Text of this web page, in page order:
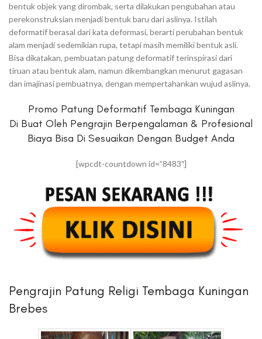
bentuk objek yang dirombak, serta dilakukan pengubahan atau
perekonstruksian menjadi bentuk baru dari aslinya. Istilah
deformatif berasal dari kata deformasi, berarti perubahan bentuk
alam menjadi sedemikian rupa, tetapi masih memiliki bentuk asli.
Bisa dikatakan, pembuatan patung deformatif terinspirasi dari
tiruan atau bentuk alam, namun dikembangkan menurut gagasan
dan imajinasi pembuatnya, dengan mempertahankan wujud aslinya.
Promo Patung Deformatif Tembaga Kuningan
Di Buat Oleh Pengrajin Berpengalaman & Profesional
Biaya Bisa Di Sesuaikan Dengan Budget Anda
[wpcdt-countdown id=”8483″]
Pengrajin Patung Religi Tembaga Kuningan
Brebes